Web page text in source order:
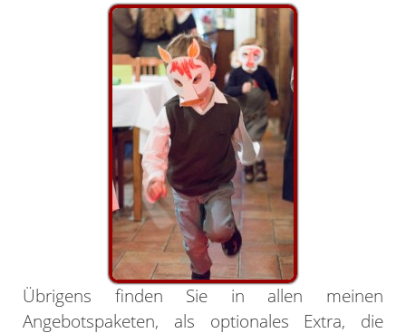
Übrigens finden Sie in allen meinen
Angebotspaketen, als optionales Extra, die